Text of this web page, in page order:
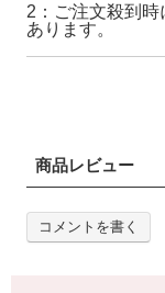
2：ご注文殺到
あります。
商品レビュー
コメントを書く